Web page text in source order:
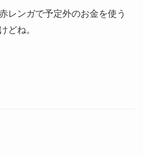
レンガで予定外のお金を使う
どね。